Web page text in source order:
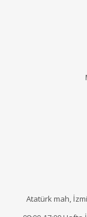
Atatürk mah,